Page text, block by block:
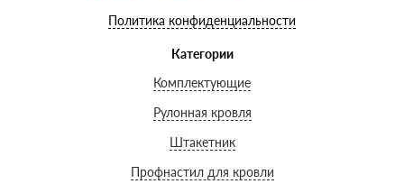
Политика конфиденциальности
Категории
Комплектующие
Рулонная кровля
Штакетник
Профнастил для кровли